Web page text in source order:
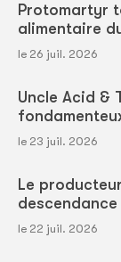
Protomartyr
alimentaire
le 26 juil. 2026
Uncle Acid &
le 23 juil. 2026
Le
le 22 juil. 2026